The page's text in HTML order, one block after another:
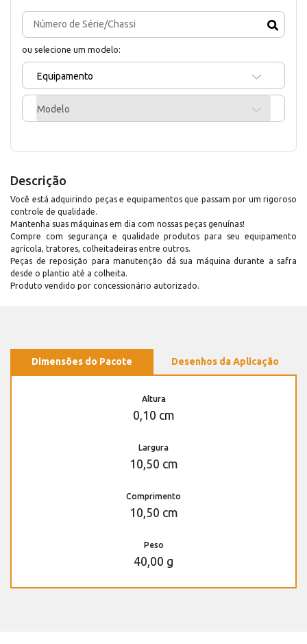
ou selecione um modelo:
Equipamento
Modelo
Descrição
Você está adquirindo peças e equipamentos que passam por um rigoroso
controle de qualidade.
Mantenha suas máquinas em dia com nossas peças genuínas!
Compre com segurança e qualidade produtos para seu equipamento
agrícola, tratores, colheitadeiras entre outros.
Peças de reposição para manutenção dá sua máquina durante a safra
desde o plantio até a colheita.
Produto vendido por concessionário autorizado.
Dimensões do Pacote Desenhos da Aplicação
Altura
0,10 cm
Largura
10,50 cm
Comprimento
10,50 cm
Peso
40,00 g